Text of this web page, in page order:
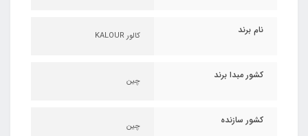
نام برند کالور KALOUR
کشور مبدا برند چین
کشور سازنده چین